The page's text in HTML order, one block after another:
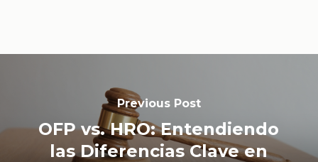
Previous Post
OFP vs. HRO: Entendiendo
las Diferencias Clave en